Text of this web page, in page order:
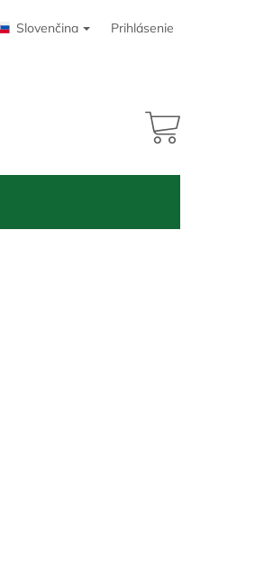
Slovenčina Prihlásenie
NÁKUPNÝ